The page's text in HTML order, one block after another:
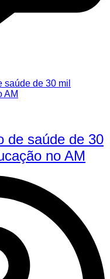
de saúde de 30
no AM